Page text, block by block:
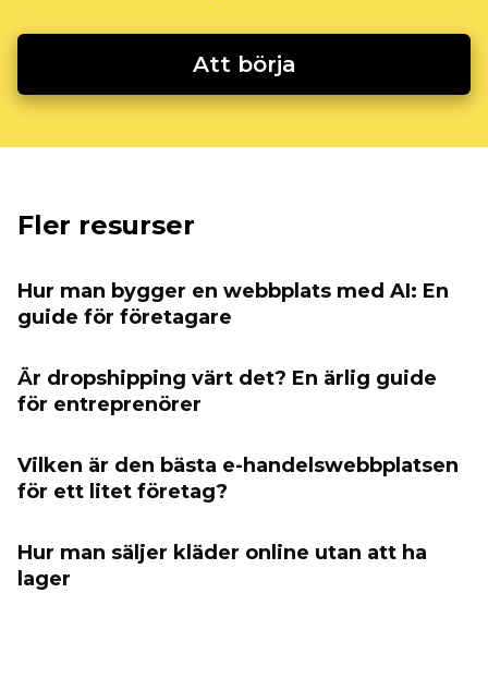
Att börja
Fler resurser
Hur man bygger en webbplats med AI: En
guide för företagare
Är dropshipping värt det? En ärlig guide
för entreprenörer
Vilken är den bästa e-handelswebbplatsen
för ett litet företag?
Hur man säljer kläder online utan att ha
lager